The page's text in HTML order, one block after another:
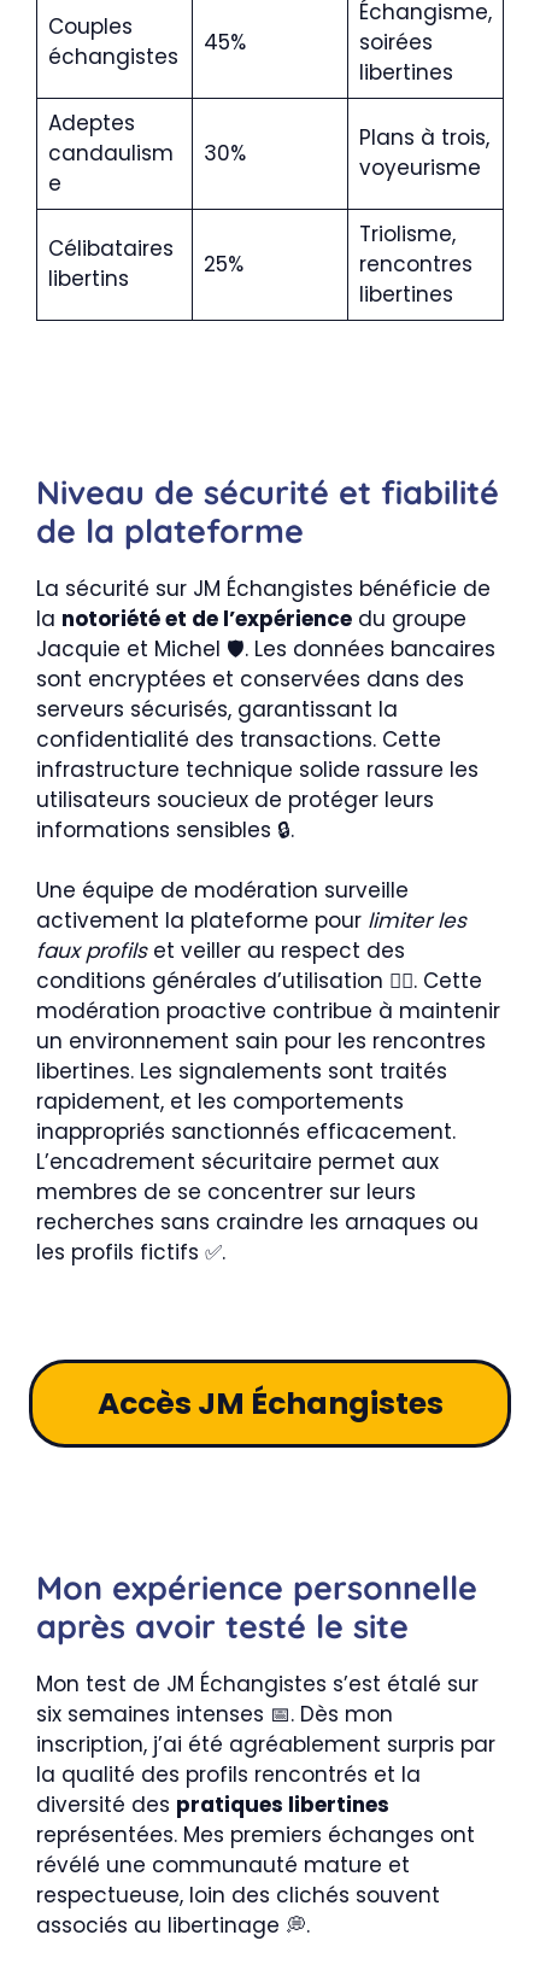
Couples
échangistes
45%
Échangisme,
soirées
libertines
Adeptes
candaulism
e
30%
Plans à trois,
voyeurisme
Célibataires
libertins
25%
Triolisme,
rencontres
libertines
Niveau de sécurité et fiabilité
de la plateforme
La sécurité sur JM Échangistes bénéficie de
la notoriété et de l’expérience du groupe
Jacquie et Michel 🛡️. Les données bancaires
sont encryptées et conservées dans des
serveurs sécurisés, garantissant la
confidentialité des transactions. Cette
infrastructure technique solide rassure les
utilisateurs soucieux de protéger leurs
informations sensibles 🔒.
Une équipe de modération surveille
activement la plateforme pour limiter les
faux profilset veiller au respect des
conditions générales d’utilisation 👮‍♂️. Cette
modération proactive contribue à maintenir
un environnement sain pour les rencontres
libertines. Les signalements sont traités
rapidement, et les comportements
inappropriés sanctionnés efficacement.
L’encadrement sécuritaire permet aux
membres de se concentrer sur leurs
recherches sans craindre les arnaques ou
les profils fictifs ✅.
Accès JM Échangistes
Mon expérience personnelle
après avoir testé le site
Mon test de JM Échangistes s’est étalé sur
six semaines intenses 📅. Dès mon
inscription, j’ai été agréablement surpris par
la qualité des profils rencontrés et la
diversité des pratiques libertines
représentées. Mes premiers échanges ont
révélé une communauté mature et
respectueuse, loin des clichés souvent
associés au libertinage 💭.